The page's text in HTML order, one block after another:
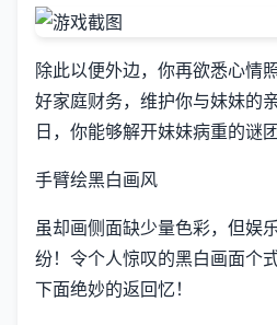
除此以便外边，你再欲悉心情
好家庭财务，维护你与妹妹的
日，你能够解开妹妹病重的谜团
手臂绘黑白画风
虽却画侧面缺少量色彩，但娱
纷！令个人惊叹的黑白画面个
下面绝妙的返回忆！